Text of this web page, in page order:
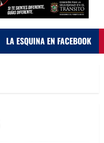
LA ESQUINA EN FACEBOOK